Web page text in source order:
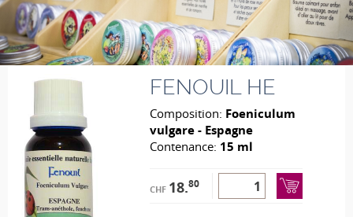
FENOUIL HE
Composition: Foeniculum
vulgare - Espagne
Contenance: 15 ml
CHF 18.80